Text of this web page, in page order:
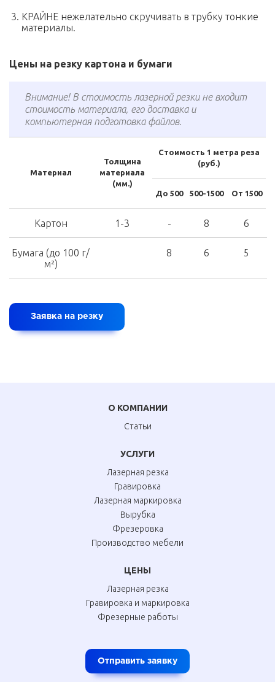
КРАЙНЕ нежелательно скручивать в трубку тонкие
материалы.
Цены на резку картона и бумаги
Внимание! В стоимость лазерной резки не входит
стоимость материала, его доставка и
компьютерная подготовка файлов.
Материал
Толщина
материала
(мм.)
Стоимость 1 метра реза
(руб.)
До 500 500-1500 От 1500
Картон 1-3 - 8 6
Бумага (до 100 г/
м²)
8 6 5
Заявка на резку
О КОМПАНИИ
Статьи
УСЛУГИ
Лазерная резка
Гравировка
Лазерная маркировка
Вырубка
Фрезеровка
Производство мебели
ЦЕНЫ
Лазерная резка
Гравировка и маркировка
Фрезерные работы
Отправить заявку